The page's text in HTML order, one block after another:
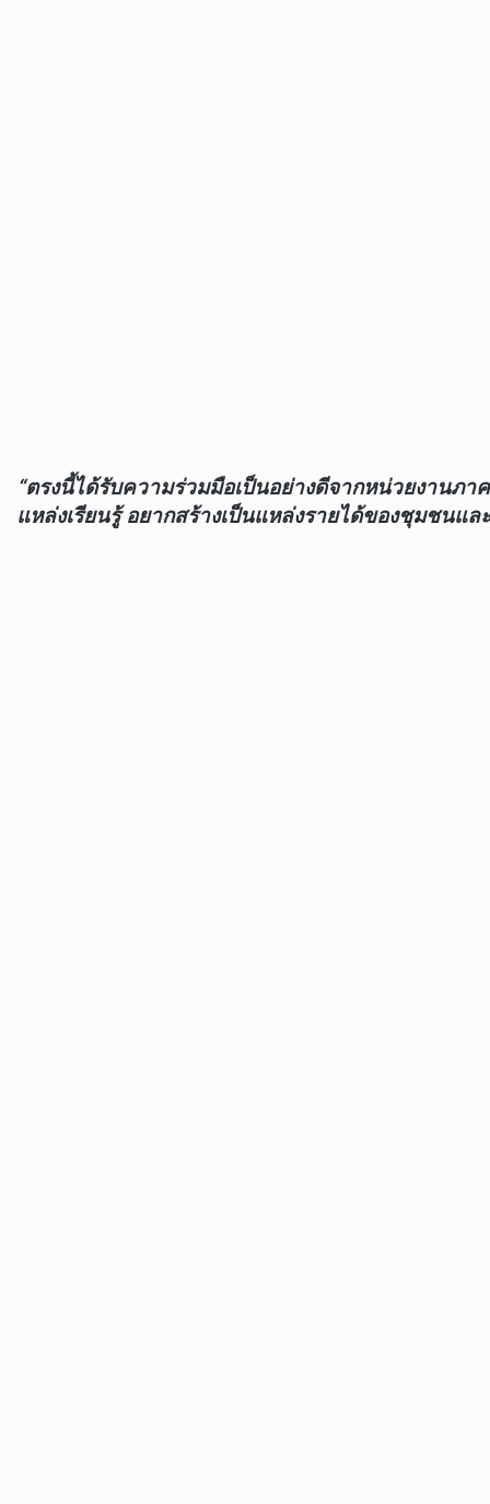
“ตรงนี้ได้รับความร่วมมือเป็นอย่างดีจากหน่วยงานภ
แหล่งเรียนรู้ อยากสร้างเป็นแหล่งรายได้ของชุมชนแ